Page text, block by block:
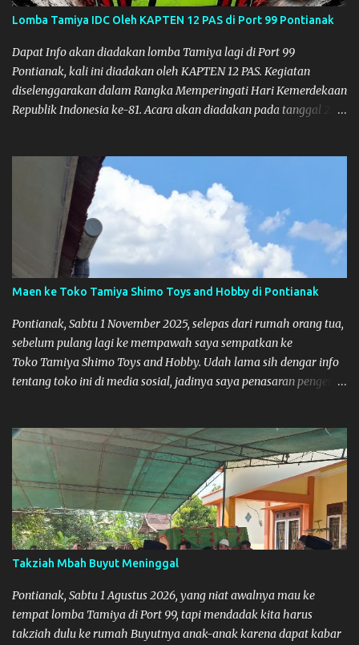
comer lah :) Coach Dilla lagi setting Mobilnya
Lomba Tamiya IDC Oleh KAPTEN 12 PAS di Port 99 Pontianak
Dapat Info akan diadakan lomba Tamiya lagi di Port 99
Pontianak, kali ini diadakan oleh KAPTEN 12 PAS. Kegiatan
diselenggarakan dalam Rangka Memperingati Hari Kemerdekaan
Republik Indonesia ke-81. Acara akan diadakan pada tanggal 22
Maen ke Toko Tamiya Shimo Toys and Hobby di Pontianak
Pontianak, Sabtu 1 November 2025, selepas dari rumah orang tua,
sebelum pulang lagi ke mempawah saya sempatkan ke
Toko Tamiya Shimo Toys and Hobby. Udah lama sih dengar info
tentang toko ini di media sosial, jadinya saya penasaran pengen
bukanya di jam 1. Saya pulang dulu ke rumah ortu di Sepakat,
untuk istirahat. So malamnya sebelum pulang ke Mempawah
saya sempatkan lagi kesini. Saya belanja beberapa part disini.
Untuk Lokasi Tempat:
Takziah Mbah Buyut Meninggal
Pontianak, Sabtu 1 Agustus 2026, yang niat awalnya mau ke
tempat lomba Tamiya di Port 99, tapi mendadak kita harus
takziah dulu ke rumah Buyutnya anak-anak karena dapat kabar